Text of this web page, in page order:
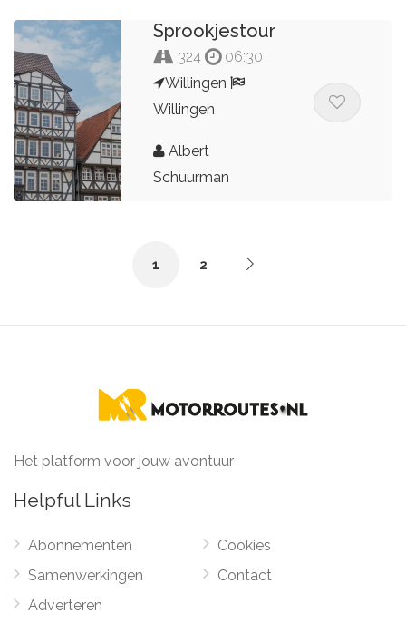
Sprookjestour
324
06:30
Willingen
Willingen
Albert
Schuurman
1 2
Het platform voor jouw avontuur
Helpful Links
Abonnementen
Samenwerkingen
Adverteren
Cookies
Contact